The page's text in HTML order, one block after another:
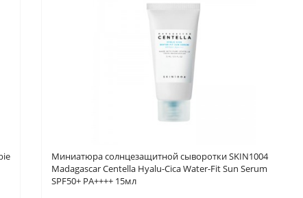
Миниатюра солнцезащитной сыворотки SKIN1004
Madagascar Centella Hyalu-Cica Water-Fit Sun Serum
SPF50+ PA++++ 15мл